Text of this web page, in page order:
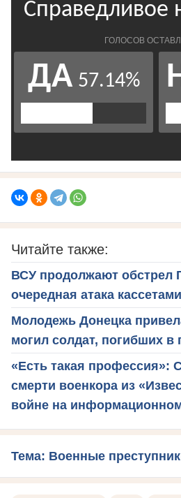
Читайте также:
ВСУ продолжают обстрел
очередная атака кассетами
Молодежь Донецка
могил солдат, погибших
«Есть такая профессия»:
смерти военкора из
войне на
Тема: Военные